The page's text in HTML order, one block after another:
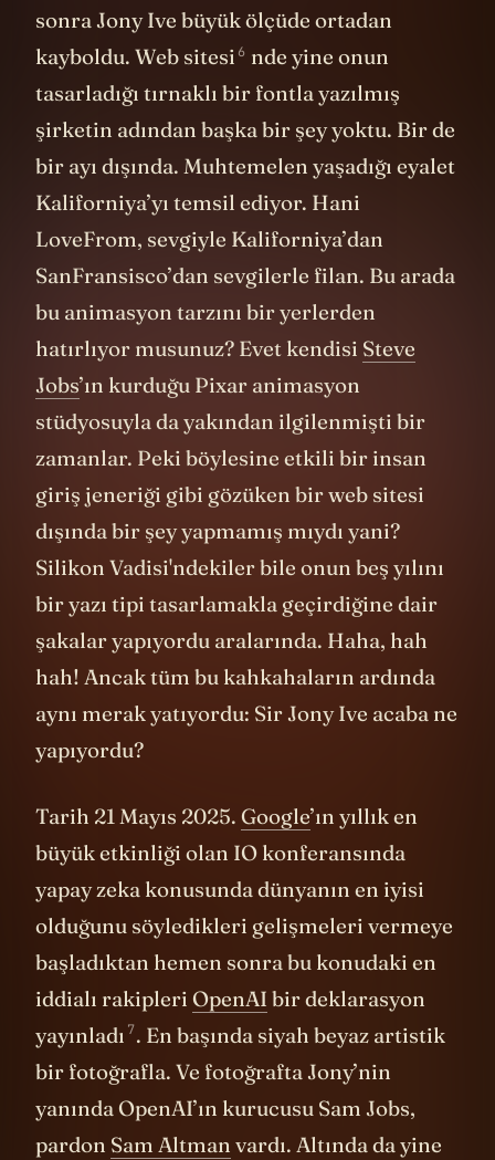
verdiği kendi tasarım şirketini kurduktan
sonra Jony Ive büyük ölçüde ortadan
kayboldu.Web sitesi6 nde yine onun
tasarladığı tırnaklı bir fontla yazılmış
şirketin adından başka bir şey yoktu. Bir de
bir ayı dışında. Muhtemelen yaşadığı eyalet
Kaliforniya’yı temsil ediyor. Hani
LoveFrom, sevgiyle Kaliforniya’dan
SanFransisco’dan sevgilerle filan. Bu arada
bu animasyon tarzını bir yerlerden
hatırlıyor musunuz? Evet kendisi
Jobs’ın kurduğu Pixar animasyon
stüdyosuyla da yakından ilgilenmişti bir
zamanlar. Peki böylesine etkili bir insan
giriş jeneriği gibi gözüken bir web sitesi
dışında bir şey yapmamış mıydı yani?
Silikon Vadisi'ndekiler bile onun beş yılını
bir yazı tipi tasarlamakla geçirdiğine dair
şakalar yapıyordu aralarında. Haha, hah
hah! Ancak tüm bu kahkahaların ardında
aynı merak yatıyordu: Sir Jony Ive acaba ne
Tarih 21 Mayıs 2025.Google’ın yıllık en
büyük etkinliği olan IO konferansında
yapay zeka konusunda dünyanın en iyisi
olduğunu söyledikleri gelişmeleri vermeye
başladıktan hemen sonra bu konudaki en
iddialı rakipleriOpenAIbir deklarasyon
yayınladı . En başında siyah beyaz artistik
bir fotoğrafla. Ve fotoğrafta Jony’nin
yanında OpenAI’ın kurucusu Sam Jobs,